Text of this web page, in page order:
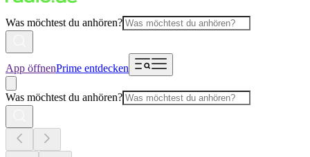
Was möchtest du anhören?
App öffnenPrime entdecken
Was möchtest du anhören?